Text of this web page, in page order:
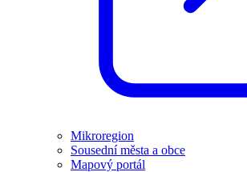
Mikroregion
Sousední města a obce
Mapový portál